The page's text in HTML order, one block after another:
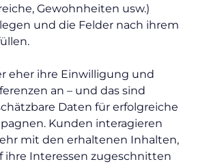
Gewohnheiten usw.)
und die Felder nach ihrem
eher ihre Einwilligung und
an – und das sind
Daten für erfolgreiche
Kunden interagieren
mit den erhaltenen Inhalten,
ihre Interessen zugeschnitten